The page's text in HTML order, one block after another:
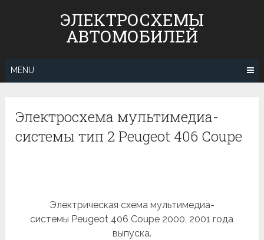
ЭЛЕКТРОСХЕМЫ
АВТОМОБИЛЕЙ
MENU
Электросхема мультимедиа-
системы тип 2 Peugeot 406 Coupe
Электрическая схема мультимедиа-
системы Peugeot 406 Coupe 2000, 2001 года
выпуска.